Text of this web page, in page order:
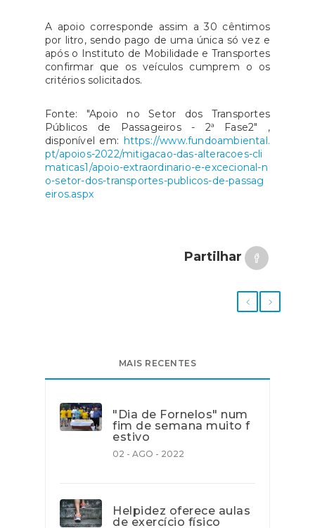
A apoio corresponde assim a 30 cêntimos
por litro, sendo pago de uma única só vez e
após o Instituto de Mobilidade e Transportes
confirmar que os veículos cumprem o os
critérios solicitados.
Fonte: "Apoio no Setor dos Transportes
Públicos de Passageiros - 2ª Fase2" ,
disponível em: https://www.fundoambiental.
pt/apoios-2022/mitigacao-das-alteracoes-cli
maticas1/apoio-extraordinario-e-excecional-n
o-setor-dos-transportes-publicos-de-passag
eiros.aspx
Partilhar
MAIS RECENTES
"Dia de Fornelos" num
fim de semana muito f
estivo
02 - AGO - 2022
Helpidez oferece aulas
de exercício físico